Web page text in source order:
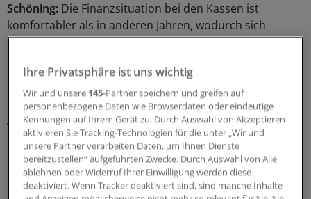
Schöning: Die Finanzsituation bei den Kassen ist
komfortabler als in anderen Jahren, wodurch sich
Handlungsspielräume ergeben. Daher muss die Frage
zum Hersteller-Zwangsrabatt und zum Preismoratorium
ernsthaft und vorurteilsfrei zu überprüfen. Zudem sehe
ich Handlungsbedarf beim AMNOG, wenn man es denn
wirklich als ein lernendes System versteht. Dabei denke
ich an die Diskussion über die best-mögliche und die
best-verfügbare Evidenz.
Die Koalition will den Pharmadialog fortsetzen. Welche
Ihre Privatsphäre ist uns wichtig
Wir und unsere 145-Partner speichern und greifen auf
personenbezogene Daten wie Browserdaten oder eindeutige
Kennungen auf Ihrem Gerät zu. Durch Auswahl von Akzeptieren
aktivieren Sie Tracking-Technologien für die unter „Wir und
unsere Partner verarbeiten Daten, um Ihnen Dienste
bereitzustellen“ aufgeführten Zwecke. Durch Auswahl von Alle
ablehnen oder Widerruf Ihrer Einwilligung werden diese
deaktiviert. Wenn Tracker deaktiviert sind, sind manche Inhalte